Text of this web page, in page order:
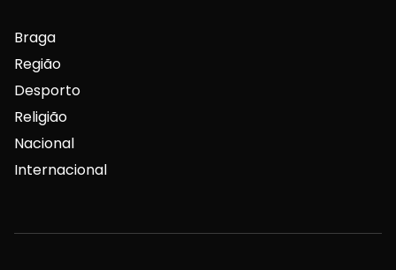
Braga
Região
Desporto
Religião
Nacional
Internacional